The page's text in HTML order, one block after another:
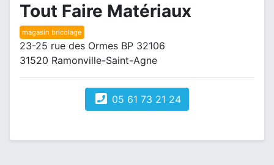
Tout Faire Matériaux
magasin bricolage
23-25 rue des Ormes BP 32106
31520 Ramonville-Saint-Agne
05 61 73 21 24